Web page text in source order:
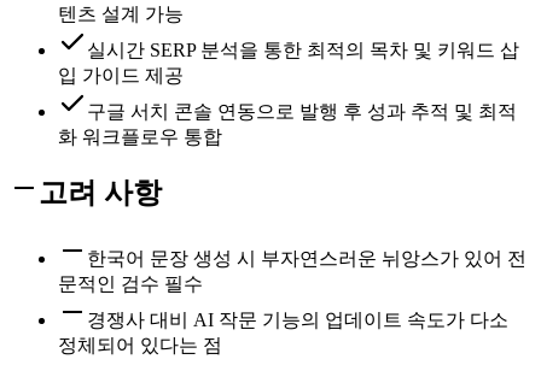
텐츠 설계 가능
실시간 SERP 분석을 통한 최적의 목차 및 키워드 삽
입 가이드 제공
구글 서치 콘솔 연동으로 발행 후 성과 추적 및 최적
화 워크플로우 통합
고려 사항
한국어 문장 생성 시 부자연스러운 뉘앙스가 있어 전
문적인 검수 필수
경쟁사 대비 AI 작문 기능의 업데이트 속도가 다소
정체되어 있다는 점